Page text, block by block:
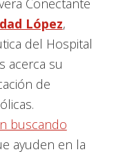
Conectante
López,
del Hospital
acerca su
de
buscando
ayuden en la